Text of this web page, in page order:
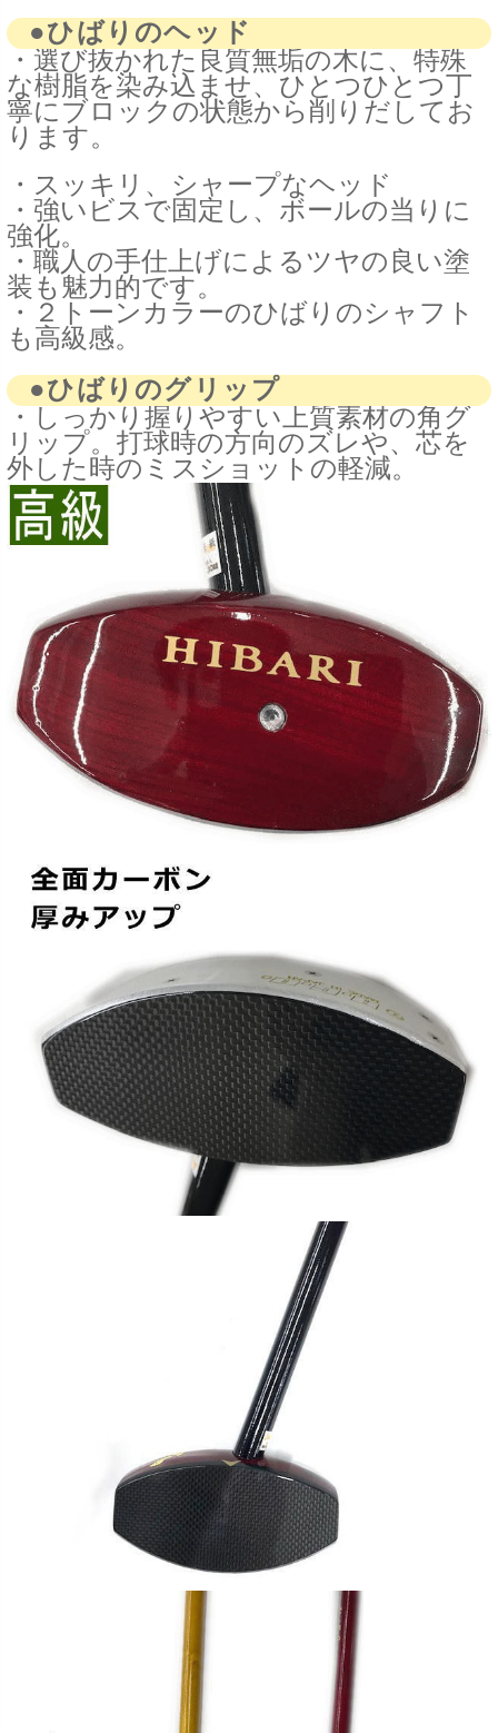
●ひばりのヘッド
・選び抜かれた良質無垢の木に、特殊
な樹脂を染み込ませ、ひとつひとつ丁
寧にブロックの状態から削りだしてお
ります。
・スッキリ、シャープなヘッド
・強いビスで固定し、ボールの当りに
強化。
・職人の手仕上げによるツヤの良い塗
装も魅力的です。
・２トーンカラーのひばりのシャフト
も高級感。
●ひばりのグリップ
・しっかり握りやすい上質素材の角グ
リップ。打球時の方向のズレや、芯を
外した時のミスショットの軽減。